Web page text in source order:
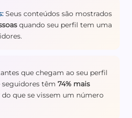
Seus conteúdos são mostrados
quando seu perfil tem uma
que chegam ao seu perfil
têm 74% mais
do que se vissem um número